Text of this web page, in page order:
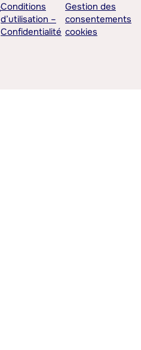
Conditions
d’utilisation –
Confidentialité
Gestion des
consentements
cookies